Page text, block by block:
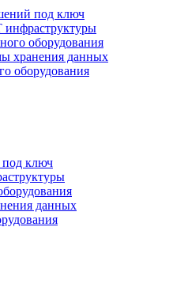
под ключ
оборудования
хранения данных
оборудования
под ключ
данных